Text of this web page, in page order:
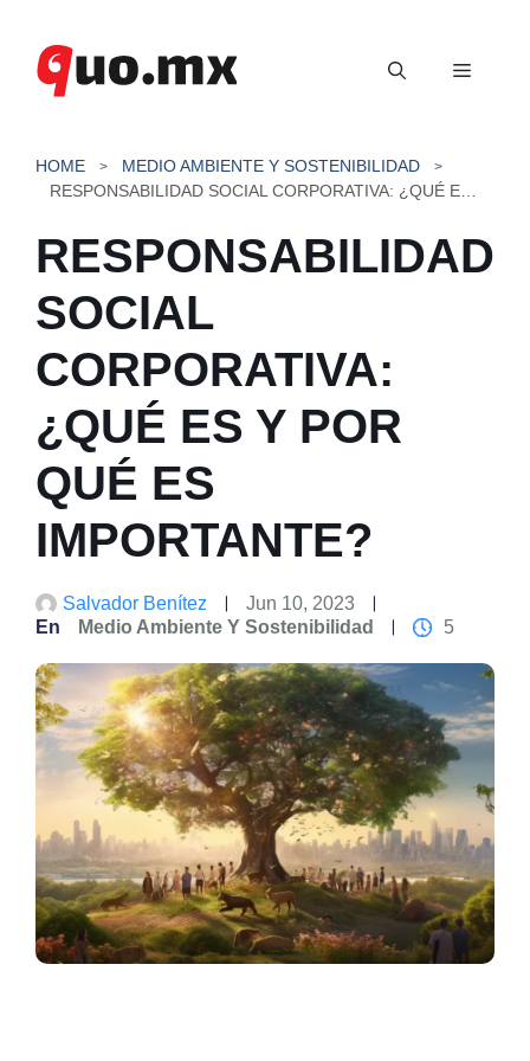
contenido
Menú
HOME
MEDIO AMBIENTE Y SOSTENIBILIDAD
RESPONSABILIDAD
SOCIAL
CORPORATIVA:
¿QUÉ ES Y POR
QUÉ ES
IMPORTANTE?
Salvador Benítez
Jun 10, 2023
En
Medio Ambiente Y Sostenibilidad 5